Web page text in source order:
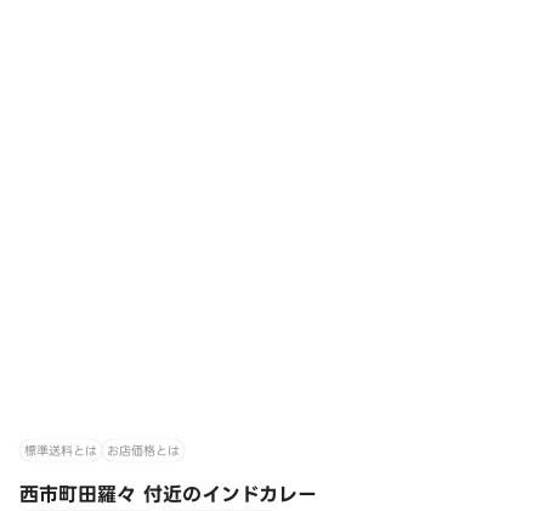
標準送料とは お店価格とは
西市町田羅々 付近のインドカレー